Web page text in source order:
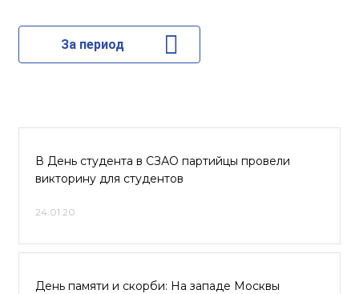
За период
В День студента в СЗАО партийцы провели
викторину для студентов
24.01.20
День памяти и скорби: На западе Москвы